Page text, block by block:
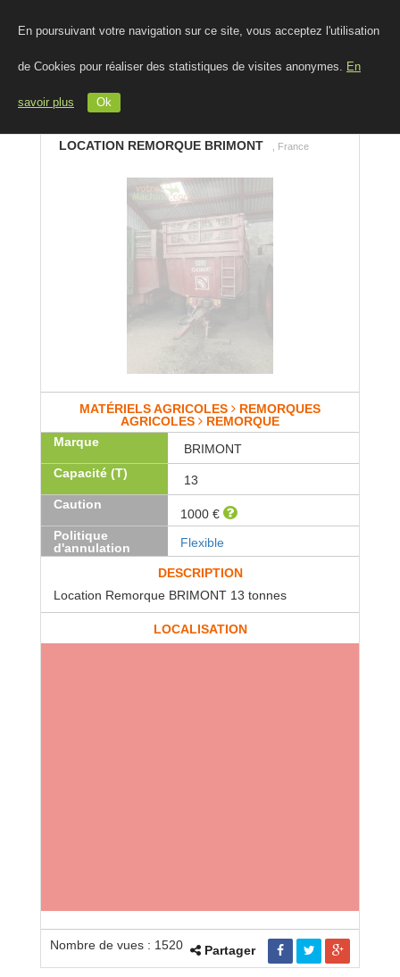
En poursuivant votre navigation sur ce site, vous acceptez l'utilisation
de Cookies pour réaliser des statistiques de visites anonymes. En
savoir plus Ok
LOCATION REMORQUE BRIMONT , France
MATÉRIELS AGRICOLES
REMORQUES
AGRICOLES
REMORQUE
Marque
BRIMONT
Capacité (T)
13
Caution
1000 €
Politique
d'annulation
Flexible
DESCRIPTION
Location Remorque BRIMONT 13 tonnes
LOCALISATION
Nombre de vues : 1520 Partager